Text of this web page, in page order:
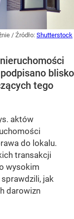
/ Źródło: Shutterstock
blisko
tego
aktów
do lokalu.
transakcji
wysokim
jak
darowizn